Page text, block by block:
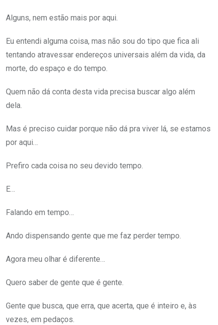
Alguns, nem estão mais por aqui.
Eu entendi alguma coisa, mas não sou do tipo que fica ali
tentando atravessar endereços universais além da vida, da
morte, do espaço e do tempo.
Quem não dá conta desta vida precisa buscar algo além
dela.
Mas é preciso cuidar porque não dá pra viver lá, se estamos
por aqui…
Prefiro cada coisa no seu devido tempo.
E…
Falando em tempo…
Ando dispensando gente que me faz perder tempo.
Agora meu olhar é diferente…
Quero saber de gente que é gente.
Gente que busca, que erra, que acerta, que é inteiro e, às
vezes, em pedaços.